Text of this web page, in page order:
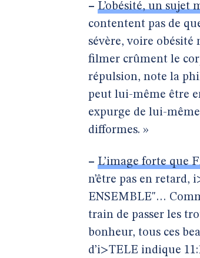
– L’obésité, un sujet
contentent pas de
sévère, voire obésité
filmer crûment le
répulsion, note la
peut lui-même être
expurge de lui-
difformes. »
– L’image forte que
n’être pas en retard,
ENSEMBLE"…
train de passer les
bonheur, tous ces
d’i>TELE indique